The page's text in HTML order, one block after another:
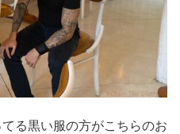
る黒い服の方がこちらのお